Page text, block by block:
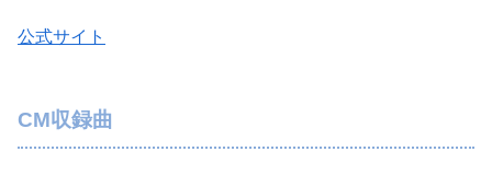
公式サイト
CM収録曲